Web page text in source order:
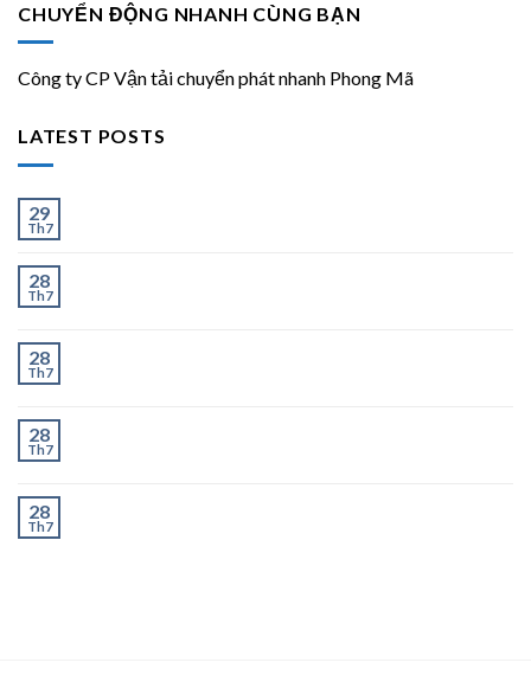
CHUYỂN ĐỘNG NHANH CÙNG BẠN
Công ty CP Vận tải chuyển phát nhanh Phong Mã
LATEST POSTS
29
Th7
28
Th7
28
Th7
28
Th7
28
Th7